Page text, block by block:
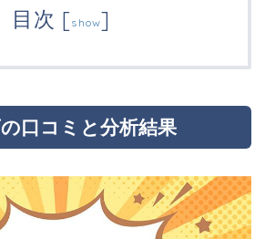
目次 [show]
口コミと分析結果